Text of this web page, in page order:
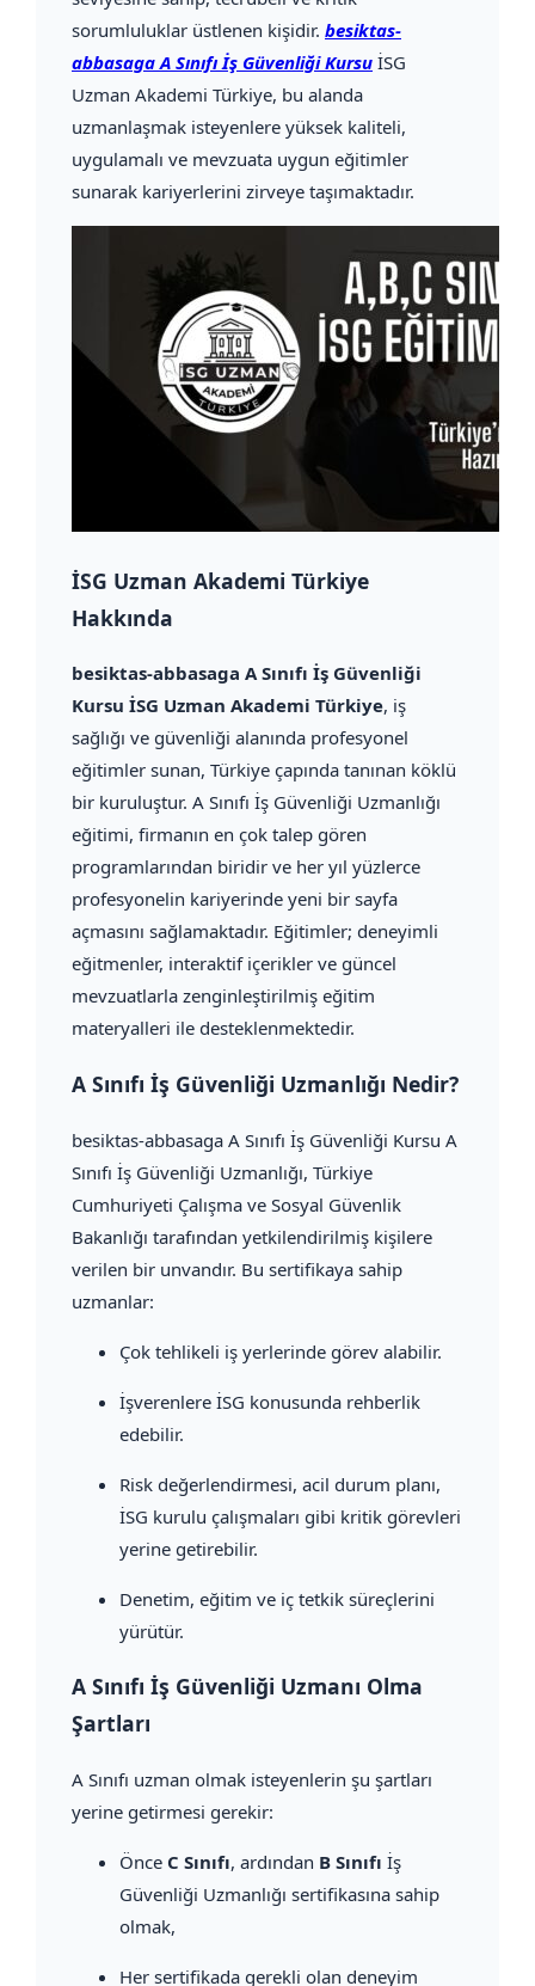
sorumluluklar üstlenen kişidir. besiktas-
abbasaga A Sınıfı İş Güvenliği Kursu İSG
Uzman Akademi Türkiye, bu alanda
uzmanlaşmak isteyenlere yüksek kaliteli,
uygulamalı ve mevzuata uygun eğitimler
sunarak kariyerlerini zirveye taşımaktadır.
İSG Uzman Akademi Türkiye
Hakkında
besiktas-abbasaga A Sınıfı İş Güvenliği
Kursu İSG Uzman Akademi Türkiye, iş
sağlığı ve güvenliği alanında profesyonel
eğitimler sunan, Türkiye çapında tanınan köklü
bir kuruluştur. A Sınıfı İş Güvenliği Uzmanlığı
eğitimi, firmanın en çok talep gören
programlarından biridir ve her yıl yüzlerce
profesyonelin kariyerinde yeni bir sayfa
açmasını sağlamaktadır. Eğitimler; deneyimli
eğitmenler, interaktif içerikler ve güncel
mevzuatlarla zenginleştirilmiş eğitim
materyalleri ile desteklenmektedir.
A Sınıfı İş Güvenliği Uzmanlığı Nedir?
besiktas-abbasaga A Sınıfı İş Güvenliği Kursu A
Sınıfı İş Güvenliği Uzmanlığı, Türkiye
Cumhuriyeti Çalışma ve Sosyal Güvenlik
Bakanlığı tarafından yetkilendirilmiş kişilere
verilen bir unvandır. Bu sertifikaya sahip
uzmanlar:
Çok tehlikeli iş yerlerinde görev alabilir.
İşverenlere İSG konusunda rehberlik
edebilir.
Risk değerlendirmesi, acil durum planı,
İSG kurulu çalışmaları gibi kritik görevleri
yerine getirebilir.
Denetim, eğitim ve iç tetkik süreçlerini
yürütür.
A Sınıfı İş Güvenliği Uzmanı Olma
Şartları
A Sınıfı uzman olmak isteyenlerin şu şartları
yerine getirmesi gerekir:
Önce C Sınıfı, ardından B Sınıfı İş
Güvenliği Uzmanlığı sertifikasına sahip
olmak,
Her sertifikada gerekli olan deneyim